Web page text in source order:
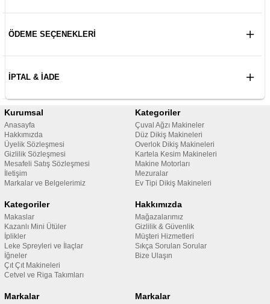
ÖDEME SEÇENEKLERI
İPTAL & İADE
Kurumsal
Anasayfa
Hakkımızda
Üyelik Sözleşmesi
Gizlilik Sözleşmesi
Mesafeli Satış Sözleşmesi
İletişim
Markalar ve Belgelerimiz
Kategoriler
Çuval Ağzı Makineler
Düz Dikiş Makineleri
Overlok Dikiş Makineleri
Kartela Kesim Makineleri
Makine Motorları
Mezuralar
Ev Tipi Dikiş Makineleri
Kategoriler
Makaslar
Kazanlı Mini Ütüler
İplikler
Leke Spreyleri ve İlaçlar
İğneler
Çıt Çıt Makineleri
Cetvel ve Riga Takımları
Hakkımızda
Mağazalarımız
Gizlilik & Güvenlik
Müşteri Hizmetleri
Sıkça Sorulan Sorular
Bize Ulaşın
Markalar Markalar